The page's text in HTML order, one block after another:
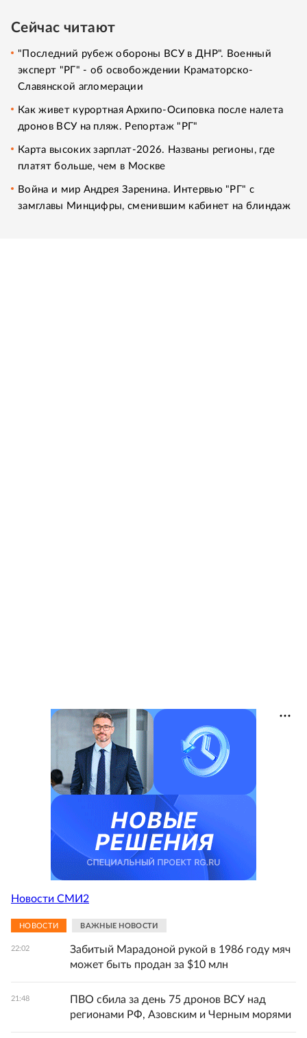
Сейчас читают
"Последний рубеж обороны ВСУ в ДНР". Военный
эксперт "РГ" - об освобождении Краматорско-
Славянской агломерации
Как живет курортная Архипо-Осиповка после налета
дронов ВСУ на пляж. Репортаж "РГ"
Карта высоких зарплат-2026. Названы регионы, где
платят больше, чем в Москве
Война и мир Андрея Заренина. Интервью "РГ" с
замглавы Минцифры, сменившим кабинет на блиндаж
Новости СМИ2
НОВОСТИ ВАЖНЫЕ НОВОСТИ
22:02
Забитый Марадоной рукой в 1986 году мяч
может быть продан за $10 млн
21:48
ПВО сбила за день 75 дронов ВСУ над
регионами РФ, Азовским и Черным морями